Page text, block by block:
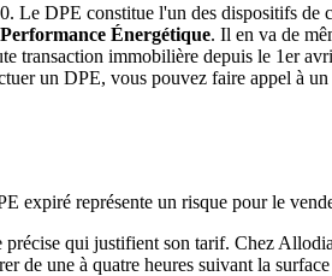
DPE constitue l'un des dispositifs de
Énergétique. Il en va de
transaction immobilière depuis le 1er
un DPE, vous pouvez faire appel à
expiré représente un risque pour le
qui justifient son tarif. Chez
une à quatre heures suivant la